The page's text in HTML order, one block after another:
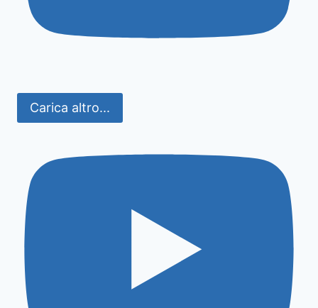
Carica altro...